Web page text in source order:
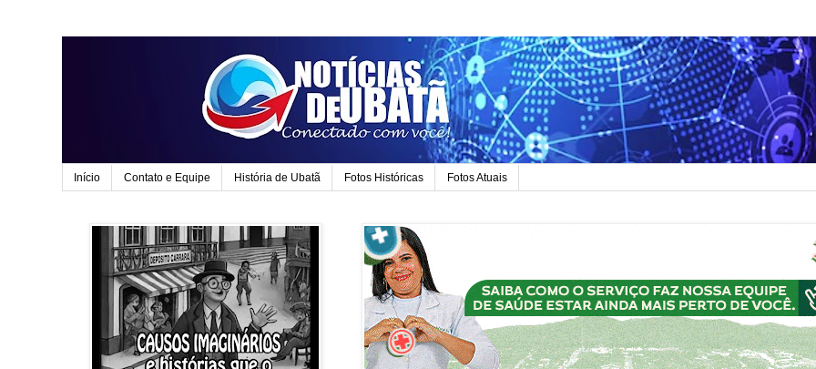
Início Contato e Equipe História de Ubatã Fotos Históricas Fotos Atuais